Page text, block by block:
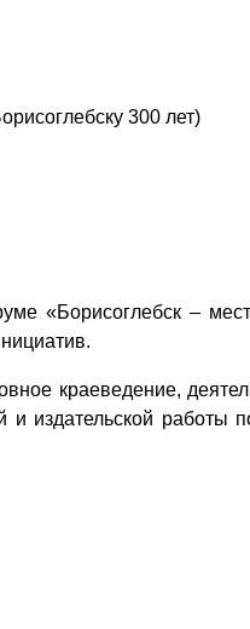
300 лет)
«Борисоглебск –
краеведение,
и издательской